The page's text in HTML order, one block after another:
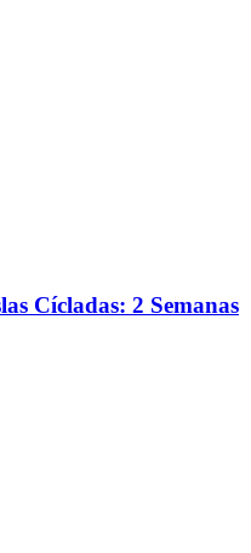
Cícladas: 2 Semanas